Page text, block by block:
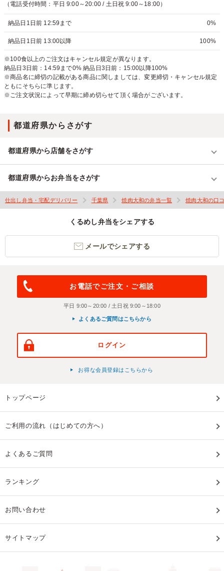
（電話受付時間：平日 9:00～20:00 / 土日祝 9:00～18:00）
納品日1日前 12:59まで 0%
納品日1日前 13:00以降 100%
※100食以上のご注文はキャンセル規定が異なります。
納品日3日前：14:59まで0% 納品日3日前：15:00以降100%
※商品名に締切の記載がある商品に関しましては、変更締切・キャンセル規定
ともにそちらに準じます。
※ご注文状況によって早期に締め切らせて頂く場合がございます。
都道府県からさがす
都道府県から店舗をさがす
都道府県からお弁当をさがす
仕出し弁当・宅配デリバリー 千葉県 焼肉大和の弁当一覧 焼肉大和の口
くるめし弁当をシェアする
メールでシェアする
お電話でご注文・ご相談
平日 9:00～20:00 / 土日祝 9:00～18:00
よくあるご質問はこちらから
ログイン
お得な会員登録はこちらから
トップページ
ご利用の流れ（はじめての方へ）
よくあるご質問
ランキング
お問い合わせ
サイトマップ